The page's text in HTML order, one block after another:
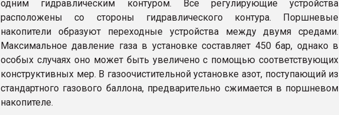
одним гидравлическим контуром. Все регулирующие устройства
расположены со стороны гидравлического контура. Поршневые
накопители образуют переходные устройства между двумя средами.
Максимальное давление газа в установке составляет 450 бар, однако в
особых случаях оно может быть увеличено с помощью соответствующих
конструктивных мер. В газоочистительной установке азот, поступающий из
стандартного газового баллона, предварительно сжимается в поршневом
накопителе.